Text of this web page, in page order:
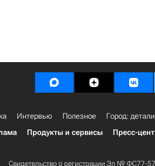
Интервью Полезное Город: детали
Продукты и сервисы Пресс-
Свидетельство о регистрации Эл № ФС77-